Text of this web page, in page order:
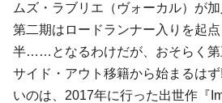
ムズ・ラブリエ（ヴォーカル）が加
第二期はロードランナー入りを起
半……となるわけだが、おそらく第
サイド・アウト移籍から始まるは
いのは、2017年に行った出世作『